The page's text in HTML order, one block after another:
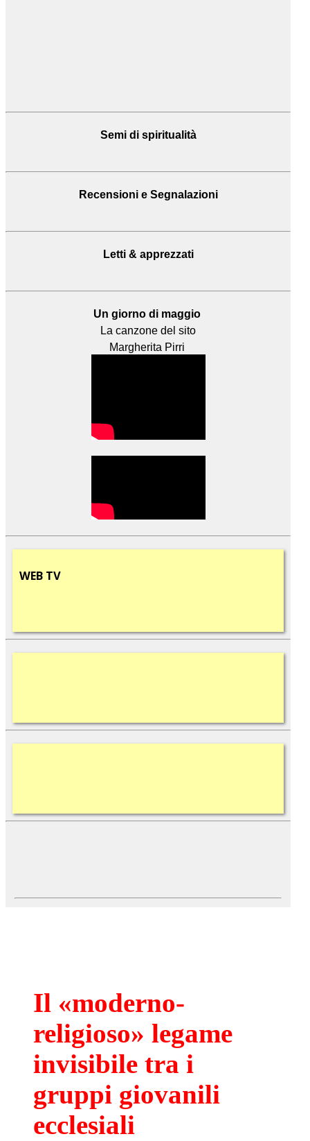
Semi di spiritualità
Recensioni e Segnalazioni
Letti & apprezzati
Un giorno di maggio
La canzone del sito
Margherita Pirri
WEB TV
Il «moderno-
religioso» legame
invisibile tra i
gruppi giovanili
ecclesiali